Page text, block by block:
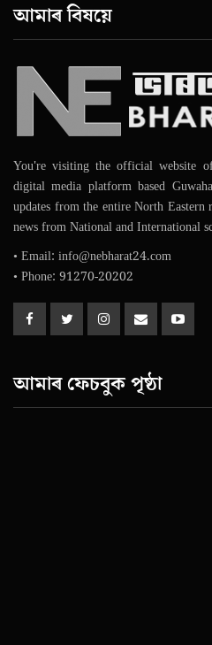
আমাৰ বিষয়ে
You're visiting the official website
digital media platform based
updates from the entire North
news from National and International
• Email: info@nebharat24.com
• Phone: 91270-20202
আমাৰ ফেচবুক পৃষ্ঠা